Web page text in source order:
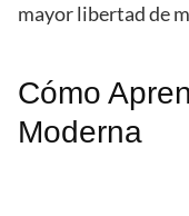
mayor libertad de
Cómo
Moderna